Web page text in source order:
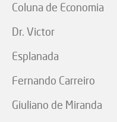
Coluna de Economia
Dr. Victor
Esplanada
Fernando Carreiro
Giuliano de Miranda